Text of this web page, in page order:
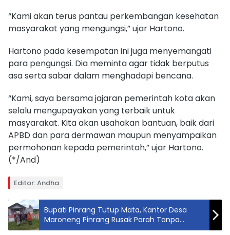
“Kami akan terus pantau perkembangan kesehatan
masyarakat yang mengungsi,” ujar Hartono.
Hartono pada kesempatan ini juga menyemangati
para pengungsi. Dia meminta agar tidak berputus
asa serta sabar dalam menghadapi bencana.
“Kami, saya bersama jajaran pemerintah kota akan
selalu mengupayakan yang terbaik untuk
masyarakat. Kita akan usahakan bantuan, baik dari
APBD dan para dermawan maupun menyampaikan
permohonan kepada pemerintah,” ujar Hartono.
(*/And)
Editor: Andha
Bupati Pinrang Tutup Mata, Kantor Desa
Maroneng Pinrang Rusak Parah Tanpa
Perbaikan dan Pertanggungjawaban